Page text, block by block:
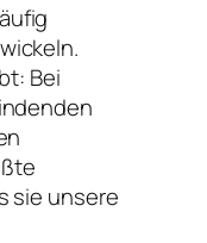
Bei
sie unsere